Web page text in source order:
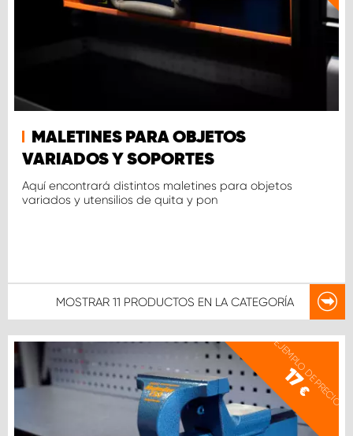
MALETINES PARA OBJETOS
VARIADOS Y SOPORTES
Aquí encontrará distintos maletines para objetos
variados y utensilios de quita y pon
MOSTRAR 11 PRODUCTOS EN LA CATEGORÍA
EJEMPLO DE PRECIO
17
€